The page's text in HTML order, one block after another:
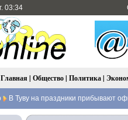
03:34
Главная | Общество| Политика|
В Туву на праздники прибывают